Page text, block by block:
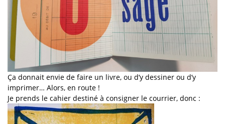
Ça donnait envie de faire un livre, ou d’y dessiner ou d’y
imprimer… Alors, en route !
Je prends le cahier destiné à consigner le courrier, donc :